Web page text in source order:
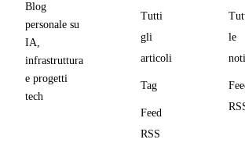
Blog
personale su
IA,
infrastruttura
e progetti
tech
Tutti
gli
articoli
Tag
Feed
RSS
le